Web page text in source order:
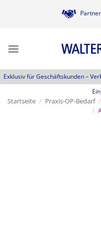
Exklusiv für Geschäftskunden –
Startseite / Praxis-OP-Bedarf /
/